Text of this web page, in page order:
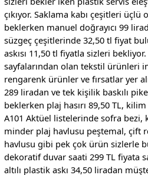
çıkıyor. Saklama kabı çeşitleri
beklerken manuel doğrayıcı 99
süzgeç çeşitlerinde 32,50 tl fiyat
askısı 11,50 tl fiyatla sizleri
sayfalarından olan tekstil ürünleri
rengarenk ürünler ve fırsatlar yer
289 liradan ve tek kişilik baskılı
beklerken plaj hasırı 89,50 TL, kilim
A101 Aktüel listelerinde sofra
minder plaj havlusu peştemal, çift
havlusu gibi pek çok ürün sizlerle
dekoratif duvar saati 299 TL fiyata
altılı plastik askı 34,50 liradan